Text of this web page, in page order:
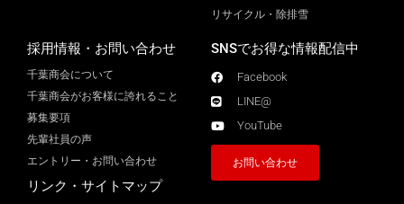
リサイクル・除排雪
採用情報・お問い合わせ
千葉商会について
千葉商会がお客様に誇れること​
募集要項
先輩社員の声
エントリー・お問い合わせ
リンク・サイトマップ
SNSでお得な情報配信中
Facebook
LINE@
YouTube
お問い合わせ